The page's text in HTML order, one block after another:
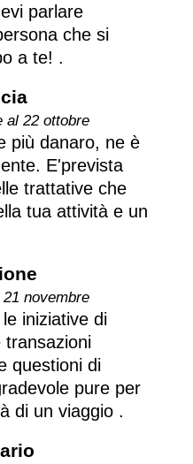
parlare
che si
a te! .
al 22 ottobre
più danaro, ne è
E'prevista
trattative che
tua attività e un
novembre
iniziative di
transazioni
questioni di
pure per
di un viaggio .